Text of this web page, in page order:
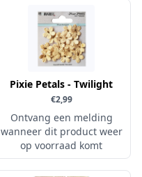
Pixie Petals - Twilight
€2,99
Ontvang een melding
wanneer dit product weer
op voorraad komt